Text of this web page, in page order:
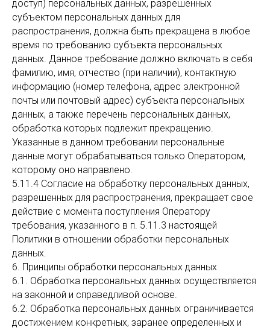
доступ) персональных данных, разрешенных
субъектом персональных данных для
распространения, должна быть прекращена в любое
время по требованию субъекта персональных
данных. Данное требование должно включать в себя
фамилию, имя, отчество (при наличии), контактную
информацию (номер телефона, адрес электронной
почты или почтовый адрес) субъекта персональных
данных, а также перечень персональных данных,
обработка которых подлежит прекращению.
Указанные в данном требовании персональные
данные могут обрабатываться только Оператором,
которому оно направлено.
5.11.4 Согласие на обработку персональных данных,
разрешенных для распространения, прекращает свое
действие с момента поступления Оператору
требования, указанного в п. 5.11.3 настоящей
Политики в отношении обработки персональных
данных.
6. Принципы обработки персональных данных
6.1. Обработка персональных данных осуществляется
на законной и справедливой основе.
6.2. Обработка персональных данных ограничивается
достижением конкретных, заранее определенных и